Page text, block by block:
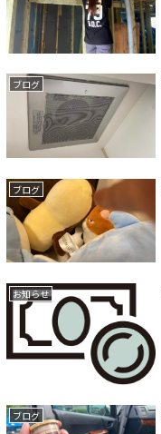
ブログ
ブログ
お知らせ
ブログ